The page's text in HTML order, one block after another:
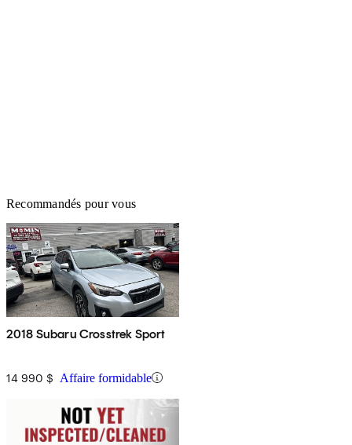
Recommandés pour vous
2018 Subaru Crosstrek Sport
14 990 $ Affaire formidable